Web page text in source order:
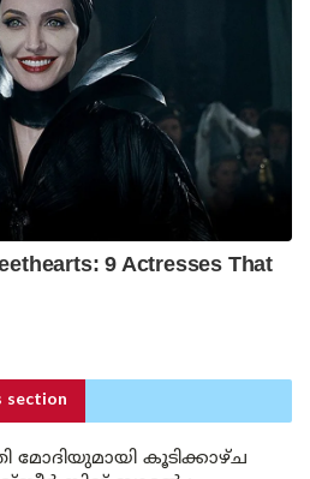
section
മോദിയുമായി കൂടിക്കാഴ്ച